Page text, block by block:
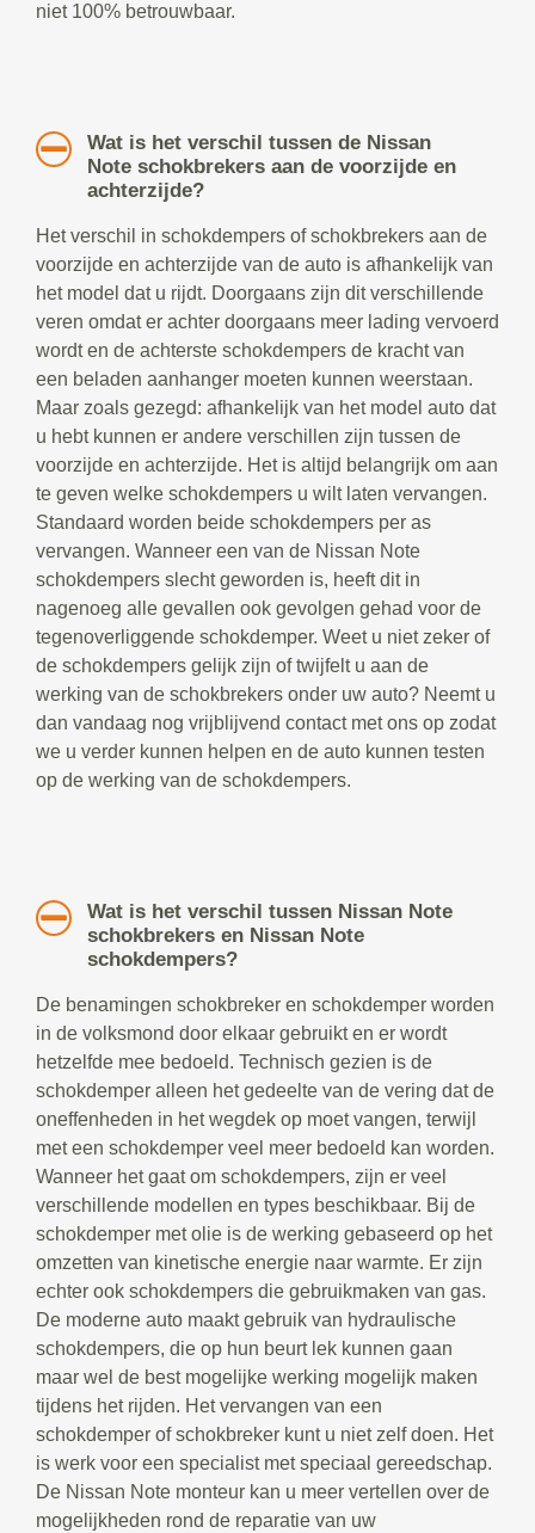
niet 100% betrouwbaar.
Wat is het verschil tussen de Nissan
Note schokbrekers aan de voorzijde en
achterzijde?
Het verschil in schokdempers of schokbrekers aan de
voorzijde en achterzijde van de auto is afhankelijk van
het model dat u rijdt. Doorgaans zijn dit verschillende
veren omdat er achter doorgaans meer lading vervoerd
wordt en de achterste schokdempers de kracht van
een beladen aanhanger moeten kunnen weerstaan.
Maar zoals gezegd: afhankelijk van het model auto dat
u hebt kunnen er andere verschillen zijn tussen de
voorzijde en achterzijde. Het is altijd belangrijk om aan
te geven welke schokdempers u wilt laten vervangen.
Standaard worden beide schokdempers per as
vervangen. Wanneer een van de Nissan Note
schokdempers slecht geworden is, heeft dit in
nagenoeg alle gevallen ook gevolgen gehad voor de
tegenoverliggende schokdemper. Weet u niet zeker of
de schokdempers gelijk zijn of twijfelt u aan de
werking van de schokbrekers onder uw auto? Neemt u
dan vandaag nog vrijblijvend contact met ons op zodat
we u verder kunnen helpen en de auto kunnen testen
op de werking van de schokdempers.
Wat is het verschil tussen Nissan Note
schokbrekers en Nissan Note
schokdempers?
De benamingen schokbreker en schokdemper worden
in de volksmond door elkaar gebruikt en er wordt
hetzelfde mee bedoeld. Technisch gezien is de
schokdemper alleen het gedeelte van de vering dat de
oneffenheden in het wegdek op moet vangen, terwijl
met een schokdemper veel meer bedoeld kan worden.
Wanneer het gaat om schokdempers, zijn er veel
verschillende modellen en types beschikbaar. Bij de
schokdemper met olie is de werking gebaseerd op het
omzetten van kinetische energie naar warmte. Er zijn
echter ook schokdempers die gebruikmaken van gas.
De moderne auto maakt gebruik van hydraulische
schokdempers, die op hun beurt lek kunnen gaan
maar wel de best mogelijke werking mogelijk maken
tijdens het rijden. Het vervangen van een
schokdemper of schokbreker kunt u niet zelf doen. Het
is werk voor een specialist met speciaal gereedschap.
De Nissan Note monteur kan u meer vertellen over de
mogelijkheden rond de reparatie van uw